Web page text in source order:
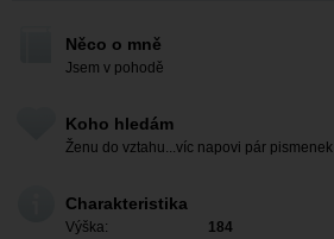
Něco o mně
Jsem v pohodě
Koho hledám
Ženu do vztahu...víc napovi pár pismenek
Charakteristika
Výška:
184